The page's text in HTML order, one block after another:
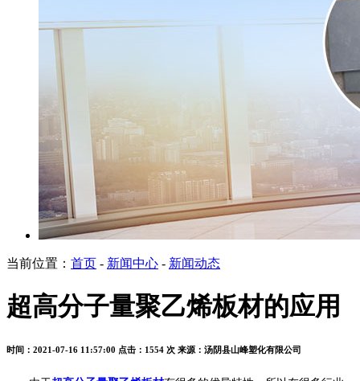
当前位置： 首页 - 新闻中心 - 新闻动态
超高分子量聚乙烯板材的应用
时间：2021-07-16 11:57:00 点击：1554 次 来源：汤阴县山峰塑化有限公司